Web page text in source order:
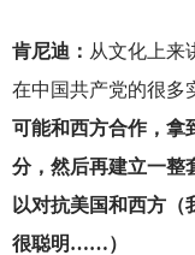
肯尼迪： 从文化上来
在中国共产党的很多
可能和西方合作，拿
分，然后再建立一整
以对抗美国和西方（
很聪明……）